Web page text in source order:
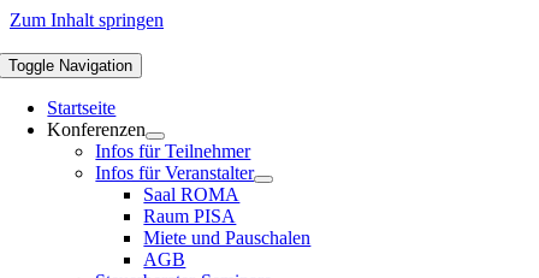
Zum Inhalt springen
Toggle Navigation
Startseite
Konferenzen
Infos für Teilnehmer
Infos für Veranstalter
Saal ROMA
Raum PISA
Miete und Pauschalen
AGB